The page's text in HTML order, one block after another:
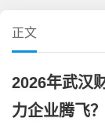
正文
2026年武汉
力企业腾飞？